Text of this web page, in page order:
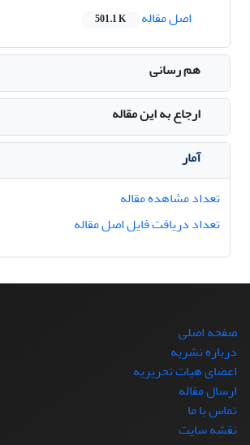
اصل مقاله
501.1 K
هم رسانی
ارجاع به این مقاله
آمار
تعداد مشاهده مقاله
تعداد دریافت فایل اصل مقاله
صفحه اصلی
درباره نشریه
اعضای هیات تحریریه
ارسال مقاله
تماس با ما
نقشه سایت